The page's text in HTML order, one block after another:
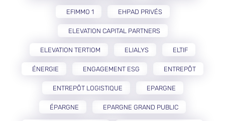
EFIMMO 1 EHPAD PRIVÉS
ELEVATION CAPITAL PARTNERS
ELEVATION TERTIOM ELIALYS ELTIF
ÉNERGIE ENGAGEMENT ESG ENTREPÔT
ENTREPÔT LOGISTIQUE EPARGNE
ÉPARGNE EPARGNE GRAND PUBLIC